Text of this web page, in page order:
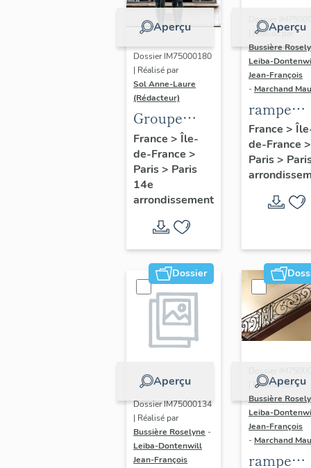
Aperçu
Dossier IM75000180
| Réalisé par
Sol Anne-Laure
(Rédacteur)
Groupe
sculpté :
Les
Adolescents
France > Île-
de-France >
Paris> Paris
14e
arrondissement
Aperçu
Dossier
| Réalisé par
Bussière
Leiba-
Jean-François
- Marchand
rampe
d'appui,
escalier
l' hôtel
(non
France >
de-France >
Paris>
Dossier
Aperçu
Dossier IM75000134
| Réalisé par
Bussière Roselyne -
Leiba-Dontenwill
Jean-François
Aperçu
| Réalisé par
Bussière
Leiba-
Jean-François
- Marchand
rampe